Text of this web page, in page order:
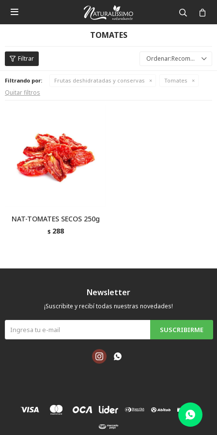

TOMATES
Recomendados
Filtrando por: Frutas deshidratadas y conservas Tomates
Quitar filtros
NAT-TOMATES SECOS 250g
$ 288
Newsletter
¡Suscribite y recibí todas nuestras novedades!
SUSCRIBIRME
 